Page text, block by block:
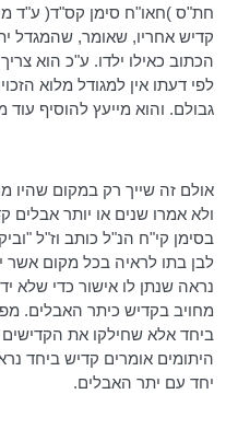
חת"ס )חאו"ח סימן קס"ד( ע"ד
קדיש אחריו, שאומר, שהמגדל
הכתוב כאילו ילדו. ע"כ הוא
לפי דעתו אין למגודל מלוא
גבולם. והוא מייעץ להוסיף
אולם זה שייך רק במקום שהיו
ולא אמרו שנים או יותר
בסימן קי"ח הנ"ל כותב וז"ל
לבן בתו לראיה בכל מקום אשר
נראה שנתן לו אישור כדי שלא
מחויב בקדיש כיתר האבלים.
ביחד אלא שחילקו את
היתומים אומרים קדיש ביחד
יחד עם יתר האבלים.